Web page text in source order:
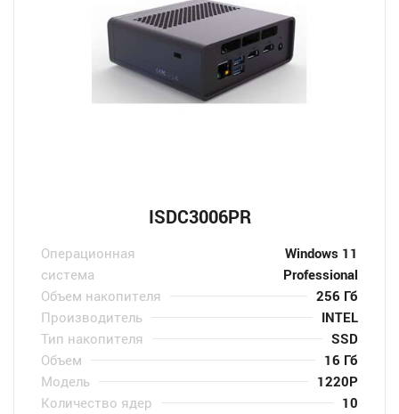
ISDC3006PR
Операционная
система
Windows 11
Professional
Объем накопителя
256 Гб
Производитель
INTEL
Тип накопителя
SSD
Объем
16 Гб
Модель
1220P
Количество ядер
10